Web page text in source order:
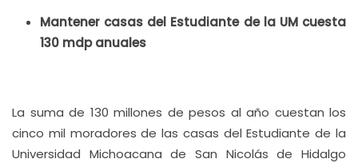
Mantener casas del Estudiante de la UM cuesta
130 mdp anuales
La suma de 130 millones de pesos al año cuestan los
cinco mil moradores de las casas del Estudiante de la
Universidad Michoacana de San Nicolás de Hidalgo